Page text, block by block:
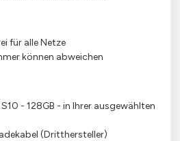
für alle Netze
können abweichen
- 128GB - in Ihrer ausgewählten
(Dritthersteller)